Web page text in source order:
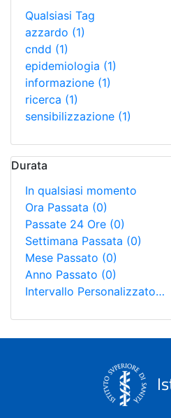
Qualsiasi Tag
azzardo (1)
cndd (1)
epidemiologia (1)
informazione (1)
ricerca (1)
sensibilizzazione (1)
Durata
In qualsiasi momento
Ora Passata (0)
Passate 24 Ore (0)
Settimana Passata (0)
Mese Passato (0)
Anno Passato (0)
Intervallo Personalizzato…